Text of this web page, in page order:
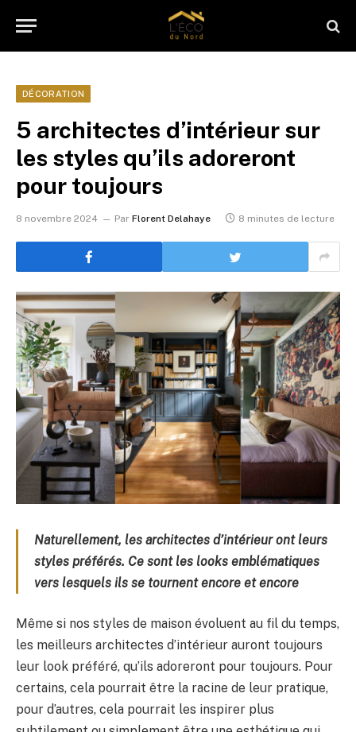
DÉCORATION
5 architectes d’intérieur sur
les styles qu’ils adoreront
pour toujours
8 novembre 2024 Par Florent Delahaye 8 minutes de lecture
Naturellement, les architectes d’intérieur ont leurs
styles préférés. Ce sont les looks emblématiques
vers lesquels ils se tournent encore et encore
Même si nos styles de maison évoluent au fil du temps,
les meilleurs architectes d’intérieur auront toujours
leur look préféré, qu’ils adoreront pour toujours. Pour
certains, cela pourrait être la racine de leur pratique,
pour d’autres, cela pourrait les inspirer plus